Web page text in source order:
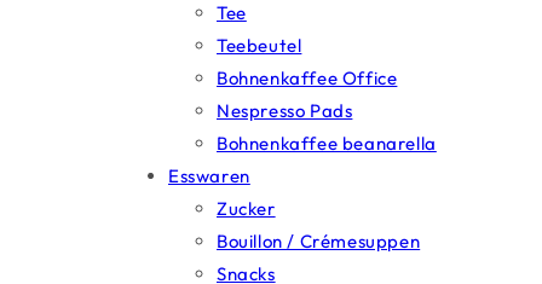
Tee
Teebeutel
Bohnenkaffee Office
Nespresso Pads
Bohnenkaffee beanarella
Esswaren
Zucker
Bouillon / Crémesuppen
Snacks